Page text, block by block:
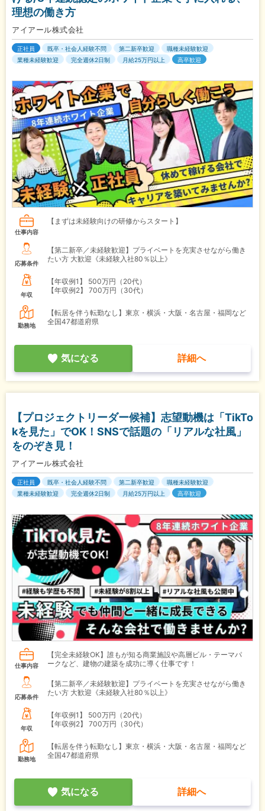
理想の働き方
アイアール株式会社
正社員 既卒・社会人経験不問 第二新卒歓迎
職種未経験歓迎
業種未経験歓迎
完全週休2日制 月給25万円以上 高卒歓迎
仕事内容
【まずは未経験向けの研修からスタート】
応募条件
【第二新卒／未経験歓迎】プライベートを充実させながら働き
たい方 大歓迎《未経験入社80％以上》
年収
【年収例1】
500万円（20代）
【年収例2】
700万円（30代）
勤務地
【転居を伴う転勤なし】東京・横浜・大阪・名古屋・福岡など
全国47都道府県
気になる 詳細へ
【プロジェクトリーダー候補】志望動機は「TikTo
kを見た」でOK！SNSで話題の「リアルな社風」
をのぞき見！
アイアール株式会社
正社員 既卒・社会人経験不問 第二新卒歓迎
職種未経験歓迎
業種未経験歓迎
完全週休2日制 月給25万円以上 高卒歓迎
仕事内容
【完全未経験OK】誰もが知る商業施設や高層ビル・テーマパ
ークなど、建物の建築を成功に導く仕事です！
応募条件
【第二新卒／未経験歓迎】プライベートを充実させながら働き
たい方 大歓迎《未経験入社80％以上》
年収
【年収例1】
500万円（20代）
【年収例2】
700万円（30代）
勤務地
【転居を伴う転勤なし】東京・横浜・大阪・名古屋・福岡など
全国47都道府県
気になる 詳細へ